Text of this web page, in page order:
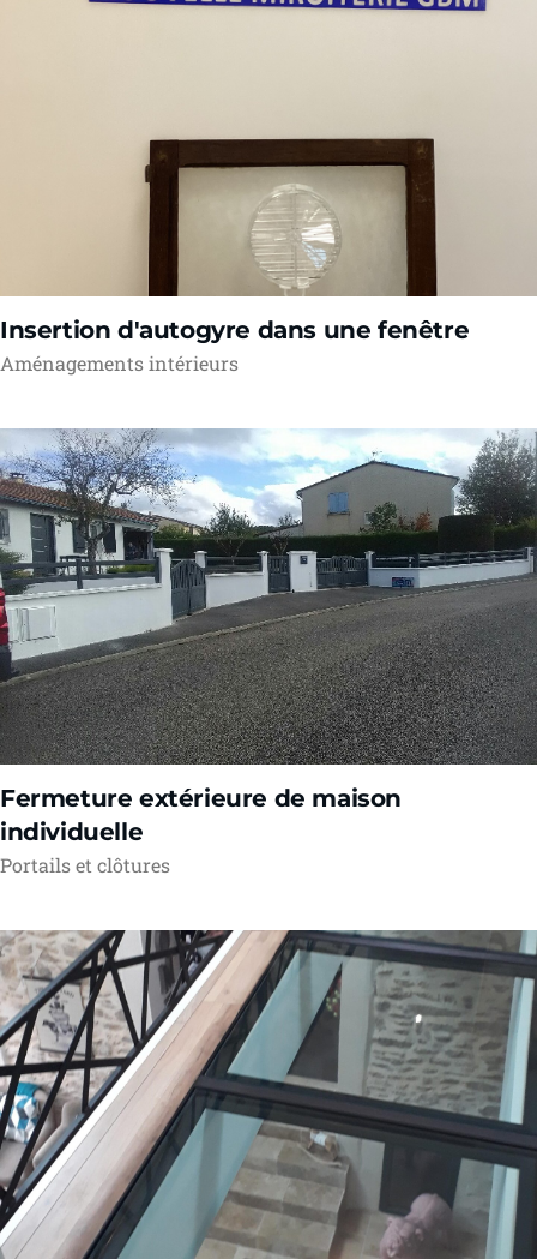
Insertion d'autogyre dans une fenêtre
Aménagements intérieurs
Fermeture extérieure de maison
individuelle
Portails et clôtures